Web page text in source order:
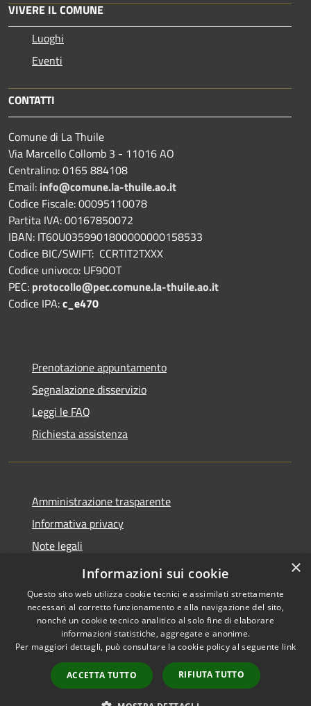
VIVERE IL COMUNE
Luoghi
Eventi
CONTATTI
Comune di La Thuile
Via Marcello Collomb 3 - 11016 AO
Centralino: 0165 884108
Email: info@comune.la-thuile.ao.it
Codice Fiscale: 00095110078
Partita IVA: 00167850072
IBAN: IT60U0359901800000000158533
Codice BIC/SWIFT: CCRTIT2TXXX
Codice univoco: UF90OT
PEC: protocollo@pec.comune.la-thuile.ao.it
Codice IPA:c_e470
Prenotazione appuntamento
Segnalazione disservizio
Leggi le FAQ
Richiesta assistenza
Amministrazione trasparente
Informativa privacy
Note legali
Dichiarazione di accessibilità
Accessibilità
Copyright © 2026 • Comune di
La Thuile • Powered by
Municipium•
Accesso
redazione
×
Informazioni sui cookie
Questo sito web utilizza cookie tecnici e assimilati strettamente
necessari al corretto funzionamento e alla navigazione del sito,
nonché un cookie tecnico analitico al solo fine di elaborare
informazioni statistiche, aggregate e anonime.
Per maggiori dettagli, può consultare la cookie policy al seguente link
ACCETTA TUTTO RIFIUTA TUTTO